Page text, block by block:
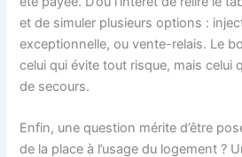
et de simuler plusieurs options :
exceptionnelle, ou vente-relais. Le
celui qui évite tout risque, mais celui
de secours.
Enfin, une question mérite d’être
de la place à l’usage du logement ?